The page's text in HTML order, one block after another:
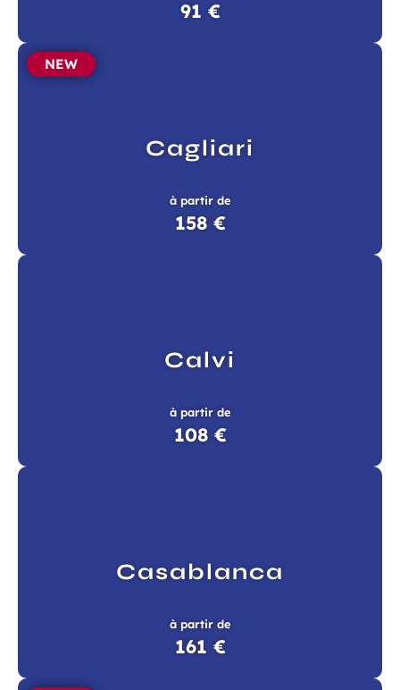
91 €
Cagliari
NEW
à partir de
158 €
Calvi
à partir de
108 €
Casablanca
à partir de
161 €